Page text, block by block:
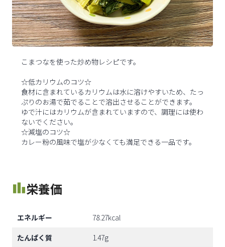
こまつなを使った炒め物レシピです。
☆低カリウムのコツ☆
食材に含まれているカリウムは水に溶けやすいため、たっ
ぷりのお湯で茹でることで溶出させることができます。
ゆで汁にはカリウムが含まれていますので、調理には使わ
ないでください。
☆減塩のコツ☆
カレー粉の風味で塩が少なくても満足できる一品です。
栄養価
エネルギー
78.27kcal
たんぱく質
1.47g